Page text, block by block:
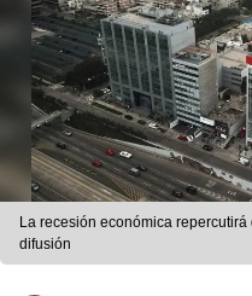
La recesión económica
difusión